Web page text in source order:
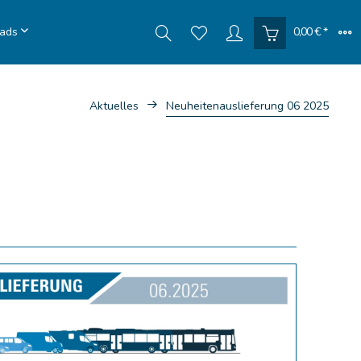
0,00 € *
Aktuelles Neuheitenauslieferung 06 2025